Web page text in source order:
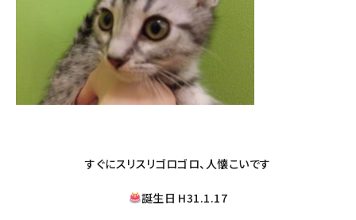
すぐにスリスリゴロゴロ、人懐こいです
誕生日 H31.1.17